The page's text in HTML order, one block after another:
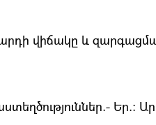
վիճակը և
Եր.։